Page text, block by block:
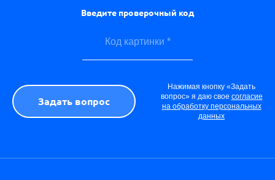
Введите проверочный код
Нажимая кнопку «Задать
вопрос» я даю свое согласие
на обработку персональных
данных